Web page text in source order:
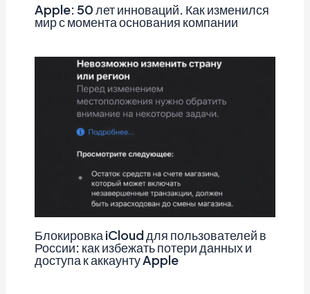
Apple: 50 лет инноваций. Как изменился
мир с момента основания компании
Блокировка iCloud для пользователей в
России: как избежать потери данных и
доступа к аккаунту Apple